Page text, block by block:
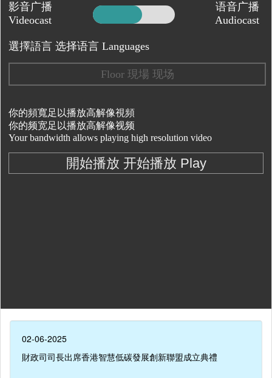
02-06-2025
財政司司長出席香港智慧低碳發展創新聯盟成立典禮